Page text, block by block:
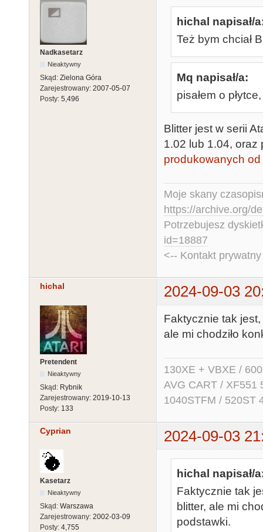
Nadkasetarz
Nieaktywny
Skąd: Zielona Góra
Zarejestrowany: 2007-05-07
Posty: 5,496
hichal napisał/
Też bym chciał
Mq napisał/a:
pisałem o
Blitter jest w serii
1.02 lub 1.04, oraz
produkowanych
Moje skany
https://archive.org/
Potrzebujesz
id=18887
<-- Kontakt
hichal 2024-09-03
Pretendent
Nieaktywny
Skąd: Rybnik
Zarejestrowany: 2019-10-13
Posty: 133
Faktycznie tak
ale mi chodziło
130XE + VBXE /
AVG CART / XF551
1040STFM / 520ST
Cyprian 2024-09-03
Kasetarz
Nieaktywny
Skąd: Warszawa
Zarejestrowany: 2002-03-09
Posty: 4,755
hichal napisał/
Faktycznie tak
blitter, ale mi
podstawki.